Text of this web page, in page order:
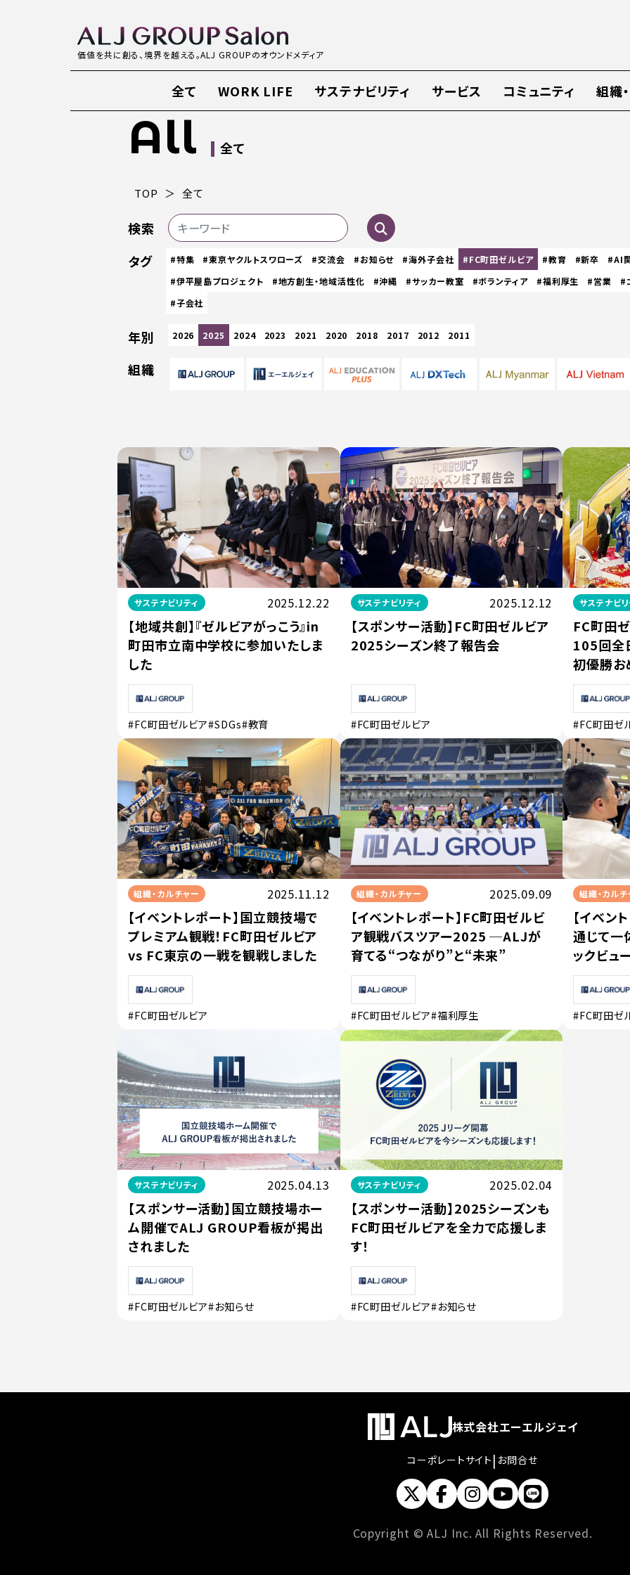
価値を共に創る、境界を越える。ALJ GROUPのオウンドメディア
全て WORK LIFE サステナビリティ サービス コミュニティ 組織
All 全て
TOP 全て
検索
タグ
#特集 #東京ヤクルトスワローズ #交流会 #お知らせ #海外子会社 #FC町田ゼルビア #教育 #新卒 #AI
#伊平屋島プロジェクト
#地方創生・地域活性化 #沖縄 #サッカー教室 #ボランティア #福利厚生 #営業 #
#子会社
年別 2026 2025 2024 2023 2021 2020 2018 2017 2012 2011
組織
サステナビリティ 2025.12.22
【地域共創】『ゼルビアがっこう』in
町田市立南中学校に参加いたしま
した
#FC町田ゼルビア#SDGs#教育
サステナビリティ 2025.12.12
【スポンサー活動】FC町田ゼルビア
2025シーズン終了報告会
#FC町田ゼルビア
サステナビリ
FC町田
105回全
初優勝お
#FC町田ゼ
組織・カルチャー 2025.11.12
【イベントレポート】国立競技場で
プレミアム観戦！FC町田ゼルビア
vs FC東京の一戦を観戦しました
#FC町田ゼルビア
組織・カルチャー 2025.09.09
【イベントレポート】FC町田ゼルビ
ア観戦バスツアー2025 ─ALJが
育てる“つながり”と“未来”
#FC町田ゼルビア#福利厚生
組織・カルチ
【イベン
通じて一
ックビュ
#FC町田ゼ
サステナビリティ 2025.04.13
【スポンサー活動】国立競技場ホー
ム開催でALJ GROUP看板が掲出
されました
#FC町田ゼルビア#お知らせ
サステナビリティ 2025.02.04
【スポンサー活動】2025シーズンも
FC町田ゼルビアを全力で応援しま
す！
#FC町田ゼルビア#お知らせ
株式会社エーエルジェイ
コーポレートサイト | お問合せ
Copyright © ALJ Inc. All Rights Reserved.